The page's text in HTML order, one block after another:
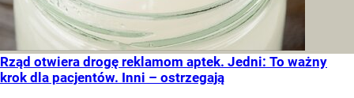
Rząd otwiera drogę reklamom aptek. Jedni: To ważny
krok dla pacjentów. Inni – ostrzegają